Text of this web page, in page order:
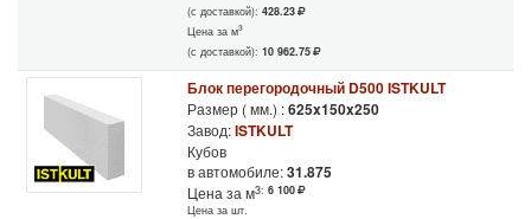
(с доставкой): 428.23
Цена за м3
(с доставкой): 10 962.75
Блок перегородочный D500 ISTKULT
Размер ( мм.) :625x150x250
Завод:ISTKULT
Кубов
в автомобиле:31.875
Цена за м3: 6 100
Цена за шт.